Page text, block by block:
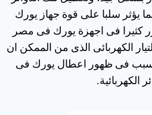
مما يؤثر سلبا على قوة جهاز يورك
كثيرا فى اجهزة يورك فى مصر
الكهربائى الذى من الممكن ان
سبب فى ظهور اعطال يورك فى
الكهربائية.